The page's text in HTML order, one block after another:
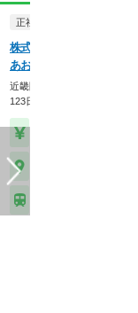
正社員
株式会社メディカルかる
あおぞら薬局
近畿圏に90店舗展開！年間
123日×スギHD母…